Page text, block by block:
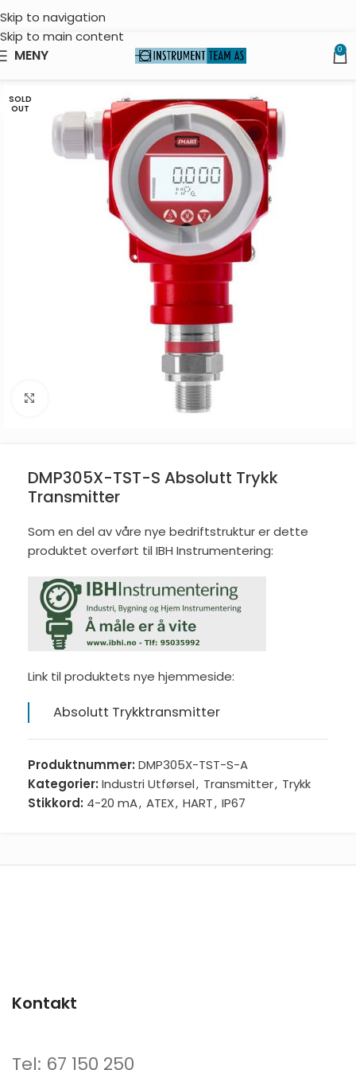
Skip to navigation
Skip to main content
MENY 0
SOLD
OUT
DMP305X-TST-S Absolutt Trykk
Transmitter
Som en del av våre nye bedriftstruktur er dette
produktet overført til IBH Instrumentering:
Link til produktets nye hjemmeside:
Absolutt Trykktransmitter
Produktnummer: DMP305X-TST-S-A
Kategorier: Industri Utførsel, Transmitter, Trykk
Stikkord: 4-20 mA, ATEX, HART, IP67
Kontakt
Tel: 67 150 250